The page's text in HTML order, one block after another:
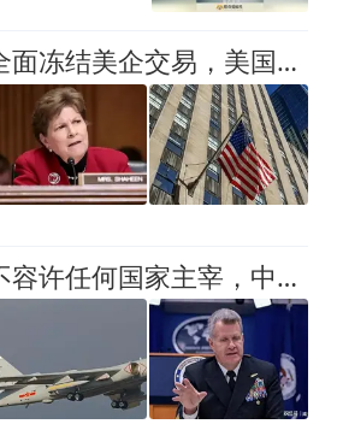
中国不玩了，全面冻结美企交易，美国决定撤馆，民主党开始甩黑锅
美司令：印太不容许任何国家主宰，中国：轰6N挂弹升空